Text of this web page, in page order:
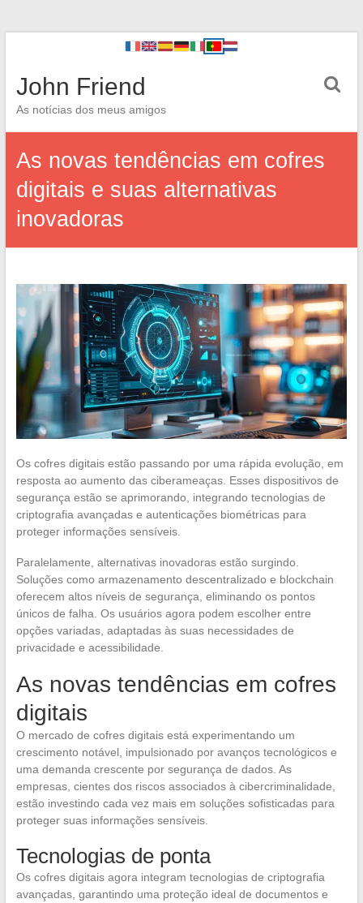
John Friend
As notícias dos meus amigos
As novas tendências em cofres
digitais e suas alternativas
inovadoras
Os cofres digitais estão passando por uma rápida evolução, em
resposta ao aumento das ciberameaças. Esses dispositivos de
segurança estão se aprimorando, integrando tecnologias de
criptografia avançadas e autenticações biométricas para
proteger informações sensíveis.
Paralelamente, alternativas inovadoras estão surgindo.
Soluções como armazenamento descentralizado e blockchain
oferecem altos níveis de segurança, eliminando os pontos
únicos de falha. Os usuários agora podem escolher entre
opções variadas, adaptadas às suas necessidades de
privacidade e acessibilidade.
As novas tendências em cofres
digitais
O mercado de cofres digitais está experimentando um
crescimento notável, impulsionado por avanços tecnológicos e
uma demanda crescente por segurança de dados. As
empresas, cientes dos riscos associados à cibercriminalidade,
estão investindo cada vez mais em soluções sofisticadas para
proteger suas informações sensíveis.
Tecnologias de ponta
Os cofres digitais agora integram tecnologias de criptografia
avançadas, garantindo uma proteção ideal de documentos e